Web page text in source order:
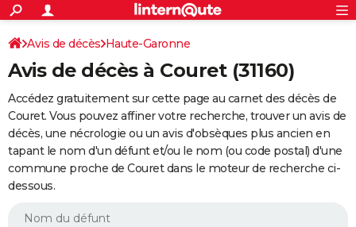
ACTUALITÉS
Politique
Société
Faits Divers
Education
Monde
Villes
+
SPORT
Coupe du monde 2026
Football
Tennis
Cyclisme
Rugby
Forum
Programme TV
TNT
Streaming
Cinéma
Sorties cinéma
Musique
+
FINANCE
Retraite
Epargne
Immobilier
Risques naturels par ville
Assurance
AUTO
Essais
Réserver un essai
Citadines
Berlines
SUV
Forum auto
+
HIGH-TECH
BRICOLAGE
Connexion
Avis de décès Haute-Garonne
Avis de décès à Couret (31160)
Accédez gratuitement sur cette page au carnet des décès de
Couret. Vous pouvez affiner votre recherche, trouver un avis de
décès, une nécrologie ou un avis d'obsèques plus ancien en
tapant le nom d'un défunt et/ou le nom (ou code postal) d'une
commune proche de Couret dans le moteur de recherche ci-
dessous.